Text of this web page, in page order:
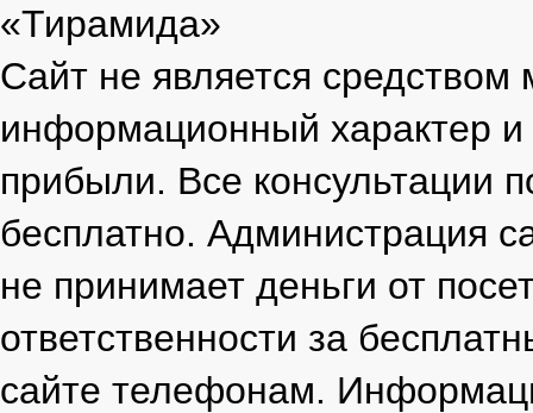
«Тирамида»
Сайт не является
информационный характер
прибыли. Все консультации
бесплатно. Администрация
не принимает деньги от
ответственности за
сайте телефонам.